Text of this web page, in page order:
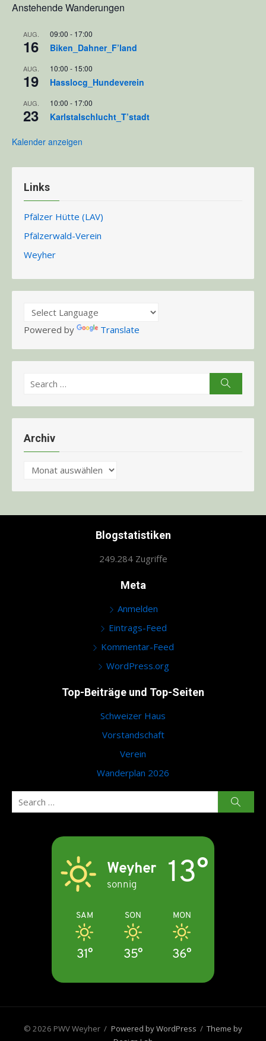
Anstehende Wanderungen
AUG.
16
09:00 - 17:00
Biken_Dahner_F’land
AUG.
19
10:00 - 15:00
Hasslocg_Hundeverein
AUG.
23
10:00 - 17:00
Karlstalschlucht_T’stadt
Kalender anzeigen
Links
Pfälzer Hütte (LAV)
Pfälzerwald-Verein
Weyher
Powered by Translate
Search
Archiv
Archiv
Blogstatistiken
249.284 Zugriffe
Meta
Anmelden
Eintrags-Feed
Kommentar-Feed
WordPress.org
Top-Beiträge und Top-Seiten
Schweizer Haus
Vorstandschaft
Verein
Wanderplan 2026
for:
Weyher
sonnig 13°
SAM
31°
SON
35°
MON
36°
© 2026 PWV Weyher / Powered by WordPress / Theme by